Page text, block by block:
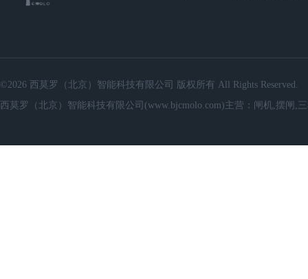
©2026 西莫罗（北京）智能科技有限公司 版权所有 All Rights Reserved.
西莫罗（北京）智能科技有限公司(www.bjcmolo.com)主营：闸机,摆闸,